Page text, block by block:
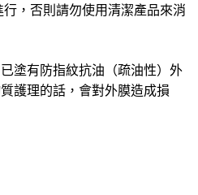
行，否則請勿使用清潔產品來消
塗有防指紋抗油（疏油性）外
護理的話，會對外膜造成損